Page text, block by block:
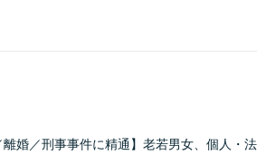
離婚／刑事事件に精通】老若男女、個人・